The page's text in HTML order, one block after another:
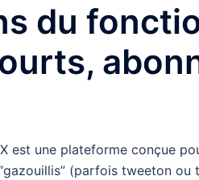
du
est une plateforme conçue
(parfois tweeton